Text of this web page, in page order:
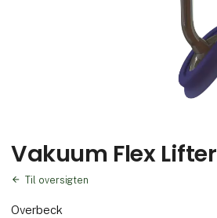
Vakuum Flex Lifter
Til oversigten
Overbeck